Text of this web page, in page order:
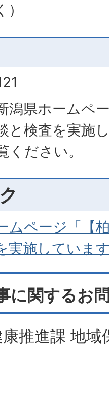
潟県ホームペ
と検査を実施
ください。
ムページ「【
実施していま
に関するお
推進課 地域